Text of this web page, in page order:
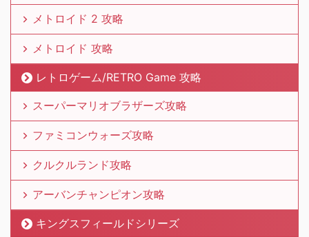
メトロイド 2 攻略
メトロイド 攻略
レトロゲーム/RETRO Game 攻略
スーパーマリオブラザーズ攻略
ファミコンウォーズ攻略
クルクルランド攻略
アーバンチャンピオン攻略
キングスフィールドシリーズ